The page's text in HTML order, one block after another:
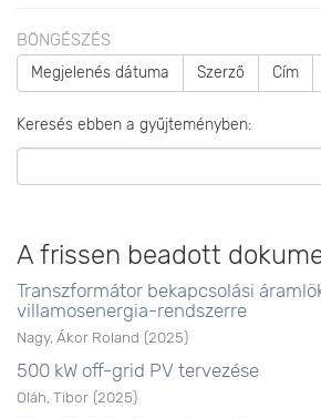
BÖNGÉSZÉS
Megjelenés dátuma Szerző Cím
Keresés ebben a gyűjteményben:
A frissen beadott
Transzformátor bekapcsolási
villamosenergia-rendszerre
Nagy, Ákor Roland (2025)
500 kW off-grid PV tervezése
Oláh, Tibor (2025)